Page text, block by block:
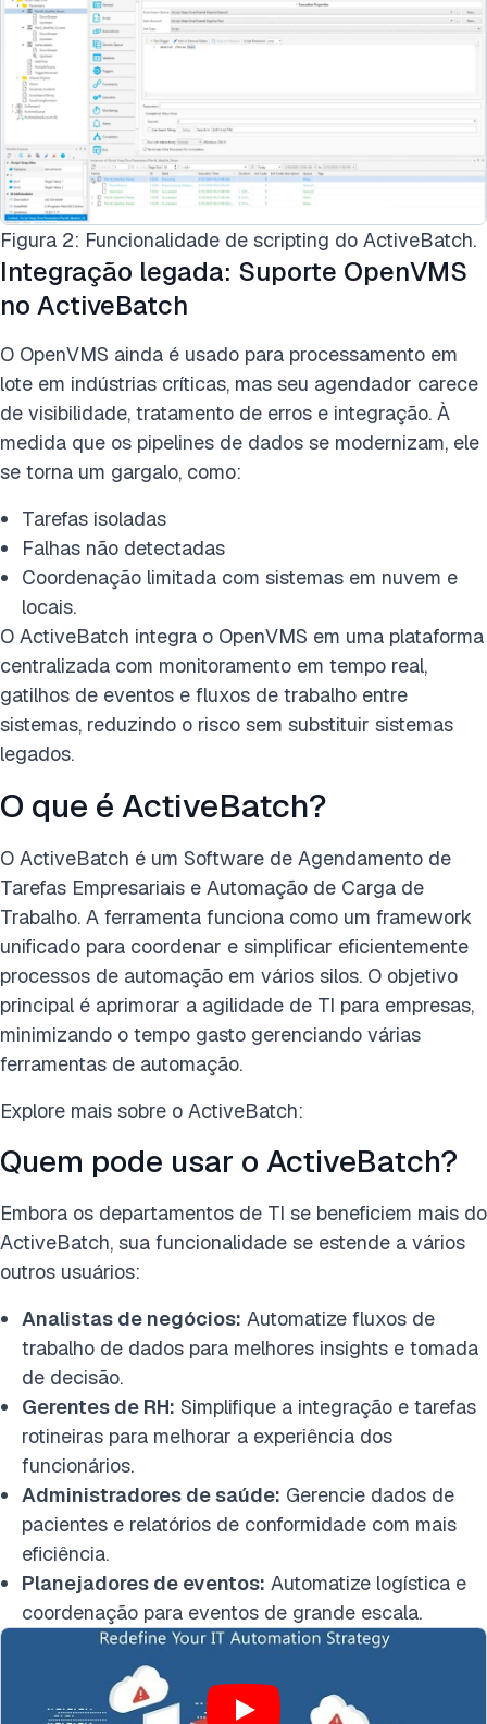
Figura 2: Funcionalidade de scripting do ActiveBatch.
Integração legada: Suporte OpenVMS
no ActiveBatch
O OpenVMS ainda é usado para processamento em
lote em indústrias críticas, mas seu agendador carece
de visibilidade, tratamento de erros e integração. À
medida que os pipelines de dados se modernizam, ele
se torna um gargalo, como:
Tarefas isoladas
Falhas não detectadas
Coordenação limitada com sistemas em nuvem e
locais.
O ActiveBatch integra o OpenVMS em uma plataforma
centralizada com monitoramento em tempo real,
gatilhos de eventos e fluxos de trabalho entre
sistemas, reduzindo o risco sem substituir sistemas
legados.
O que é ActiveBatch?
O ActiveBatch é um Software de Agendamento de
Tarefas Empresariais e Automação de Carga de
Trabalho. A ferramenta funciona como um framework
unificado para coordenar e simplificar eficientemente
processos de automação em vários silos. O objetivo
principal é aprimorar a agilidade de TI para empresas,
minimizando o tempo gasto gerenciando várias
ferramentas de automação.
Explore mais sobre o ActiveBatch:
Quem pode usar o ActiveBatch?
Embora os departamentos de TI se beneficiem mais do
ActiveBatch, sua funcionalidade se estende a vários
outros usuários:
Analistas de negócios: Automatize fluxos de
trabalho de dados para melhores insights e tomada
de decisão.
Gerentes de RH: Simplifique a integração e tarefas
rotineiras para melhorar a experiência dos
funcionários.
Administradores de saúde: Gerencie dados de
pacientes e relatórios de conformidade com mais
eficiência.
Planejadores de eventos: Automatize logística e
coordenação para eventos de grande escala.